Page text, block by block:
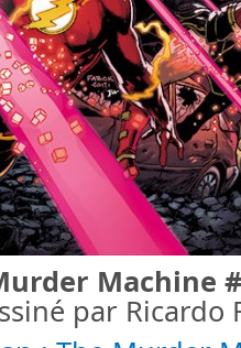
Machine
par Ricardo